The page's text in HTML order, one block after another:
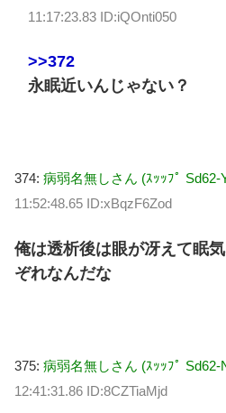
11:17:23.83 ID:iQOnti050
>>372
永眠近いんじゃない？
374: 病弱名無しさん (ｽｯｯﾌﾟ Sd62-
11:52:48.65 ID:xBqzF6Zod
俺は透析後は眼が冴えて眠
ぞれなんだな
375: 病弱名無しさん (ｽｯｯﾌﾟ Sd62-
12:41:31.86 ID:8CZTiaMjd